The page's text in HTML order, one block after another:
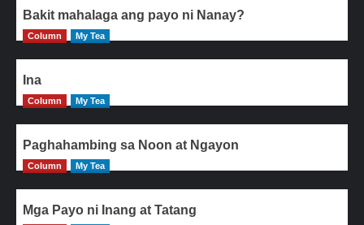
Bakit mahalaga ang payo ni Nanay?
Column My Tea
Ina
Column My Tea
Paghahambing sa Noon at Ngayon
Column My Tea
Mga Payo ni Inang at Tatang